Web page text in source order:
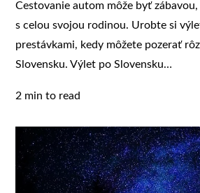
Cestovanie autom môže byť
s celou svojou rodinou. Urobte si
prestávkami, kedy môžete pozerať
Slovensku. Výlet po Slovensku…
2 min to read